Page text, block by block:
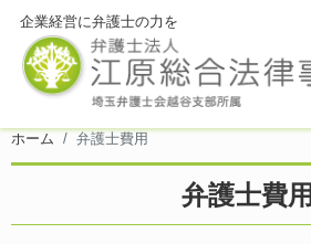
企業経営に弁護士の力を
ホーム 弁護士費用
弁護士費用